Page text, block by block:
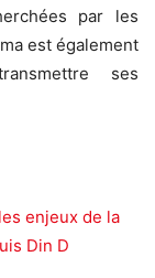
par les
est également
ses
enjeux de la
Din D